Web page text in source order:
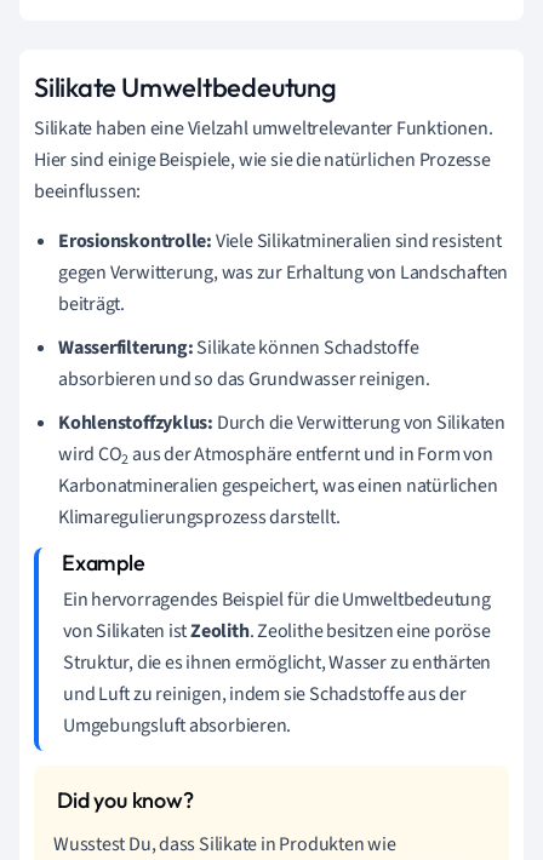
Silikate Umweltbedeutung
Silikate haben eine Vielzahl umweltrelevanter Funktionen.
Hier sind einige Beispiele, wie sie die natürlichen Prozesse
beeinflussen:
Erosionskontrolle:Viele Silikatmineralien sind resistent
gegen Verwitterung, was zur Erhaltung von Landschaften
beiträgt.
Wasserfilterung:Silikate können Schadstoffe
absorbieren und so das Grundwasser reinigen.
Kohlenstoffzyklus: Durch die Verwitterung von Silikaten
wird CO2 aus der Atmosphäre entfernt und in Form von
Karbonatmineralien gespeichert, was einen natürlichen
Klimaregulierungsprozess darstellt.
Ein hervorragendes Beispiel für die Umweltbedeutung
von Silikaten istZeolith. Zeolithe besitzen eine poröse
Struktur, die es ihnen ermöglicht, Wasser zu enthärten
und Luft zu reinigen, indem sie Schadstoffe aus der
Umgebungsluft absorbieren.
Wusstest Du, dass Silikate in Produkten wie